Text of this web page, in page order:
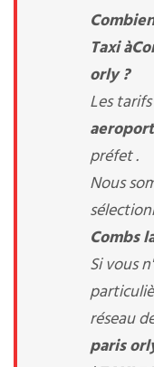
Taxi à
orly?
Les
préfet .
Nous
Combs
Si vous
réseau
paris